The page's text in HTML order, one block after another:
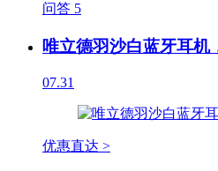
问答 5
唯立德羽沙白蓝牙耳机
07.31
优惠直达 >